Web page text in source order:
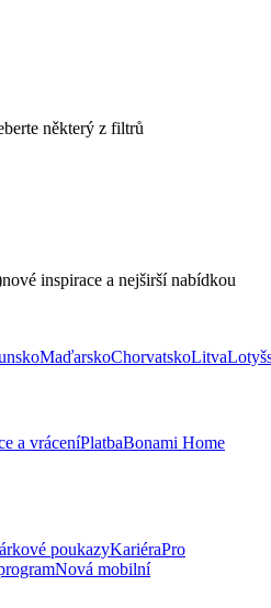
některý z filtrů
inspirace a nejširší nabídkou
MaďarskoChorvatskoLitva
a vráceníPlatbaBonami Home
poukazyKariéraPro
Nová mobilní